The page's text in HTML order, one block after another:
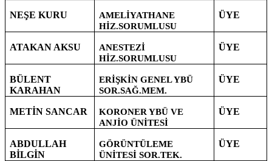
NEŞE KURU
AMELİYATHANE
HİZ.SORUMLUSU
ÜYE
ATAKAN AKSU
ANESTEZİ
HİZ.SORUMLUSU
ÜYE
BÜLENT
KARAHAN
ERİŞKİN GENEL YBÜ
SOR.SAĞ.MEM.
ÜYE
METİN SANCAR
KORONER YBÜ VE
ANJİO ÜNİTESİ
ÜYE
ABDULLAH
BİLGİN
GÖRÜNTÜLEME
ÜNİTESİ SOR.TEK.
ÜYE